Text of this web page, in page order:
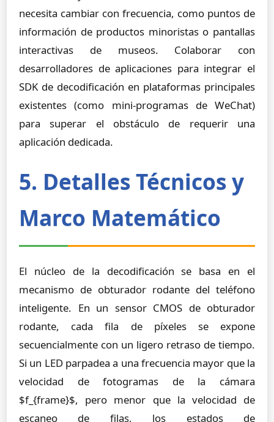
necesita cambiar con frecuencia, como puntos de
información de productos minoristas o pantallas
interactivas de museos. Colaborar con
desarrolladores de aplicaciones para integrar el
SDK de decodificación en plataformas principales
existentes (como mini-programas de WeChat)
para superar el obstáculo de requerir una
aplicación dedicada.
5. Detalles Técnicos y
Marco Matemático
El núcleo de la decodificación se basa en el
mecanismo de obturador rodante del teléfono
inteligente. En un sensor CMOS de obturador
rodante, cada fila de píxeles se expone
secuencialmente con un ligero retraso de tiempo.
Si un LED parpadea a una frecuencia mayor que la
velocidad de fotogramas de la cámara
$f_{frame}$, pero menor que la velocidad de
escaneo de filas, los estados de